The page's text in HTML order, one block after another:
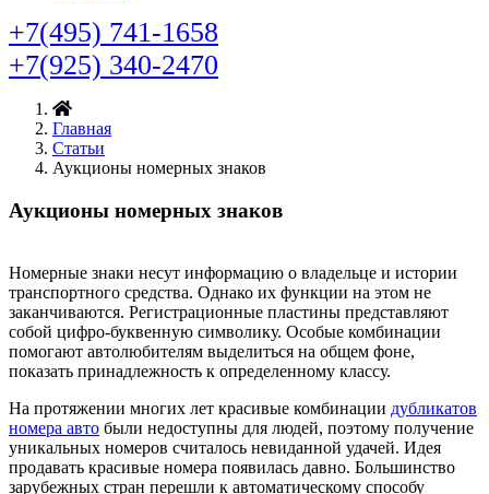
+7(495) 741-1658
+7(925) 340-2470
Главная
Статьи
Аукционы номерных знаков
Аукционы номерных знаков
Номерные знаки несут информацию о владельце и истории
транспортного средства. Однако их функции на этом не
заканчиваются. Регистрационные пластины представляют
собой цифро-буквенную символику. Особые комбинации
помогают автолюбителям выделиться на общем фоне,
показать принадлежность к определенному классу.
На протяжении многих лет красивые комбинации дубликатов
номера авто были недоступны для людей, поэтому получение
уникальных номеров считалось невиданной удачей. Идея
продавать красивые номера появилась давно. Большинство
зарубежных стран перешли к автоматическому способу